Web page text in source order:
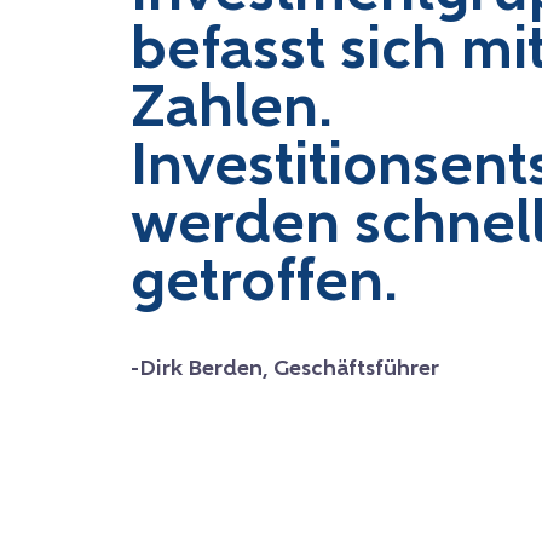
befasst sich
Zahlen.
werden
getroffen.
-Dirk Berden, Geschäftsführer